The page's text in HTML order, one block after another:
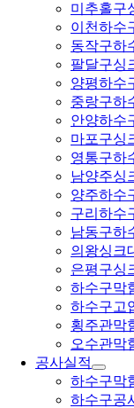
미추홀구
이천하수
동작구하
팔달구싱
양평하수
중랑구하
안양하수
마포구싱
영통구하
남양주싱
양주하수
구리하수
남동구하
의왕싱크
은평구싱
하수구막
하수구고
횡주관막
오수관막
공사실적
하수구막
하수구공